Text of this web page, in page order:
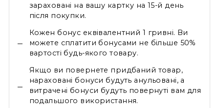
і світшоти
костюми
зараховані на вашу картку на 15-й день
після покупки.
Кожен бонус еквівалентний 1 гривні. Ви
можете сплатити бонусами не більше 50%
вартості будь-якого товару.
Якщо ви повернете придбаний товар,
нараховані бонуси будуть анульовані, а
витрачені бонуси будуть повернуті вам для
подальшого використання.